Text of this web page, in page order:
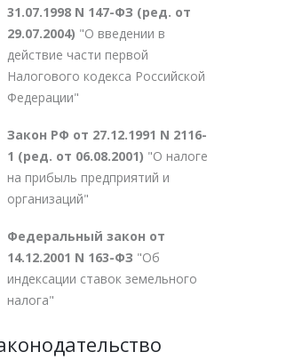
31.07.1998 N 147-ФЗ (ред. от
29.07.2004) "О введении в
действие части первой
Налогового кодекса Российской
Федерации"
Закон РФ от 27.12.1991 N 2116-
1 (ред. от 06.08.2001) "О налоге
на прибыль предприятий и
организаций"
Федеральный закон от
14.12.2001 N 163-ФЗ "Об
индексации ставок земельного
налога"